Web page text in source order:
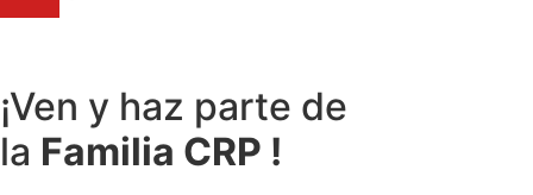
¡Ven y haz parte de
la Familia CRP !